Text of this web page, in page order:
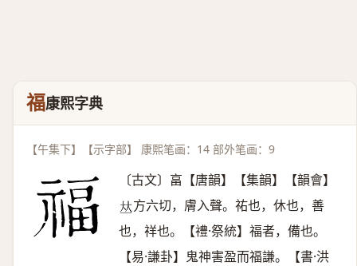
福康熙字典
【午集下】【示字部】 康熙笔画：14 部外笔画：9
〔古文〕畗【唐韻】【集韻】【韻會】
𠀤方六切，膚入聲。祐也，休也，善
也，祥也。【禮·祭統】福者，備也。
【易·謙卦】鬼神害盈而福謙。【書·洪